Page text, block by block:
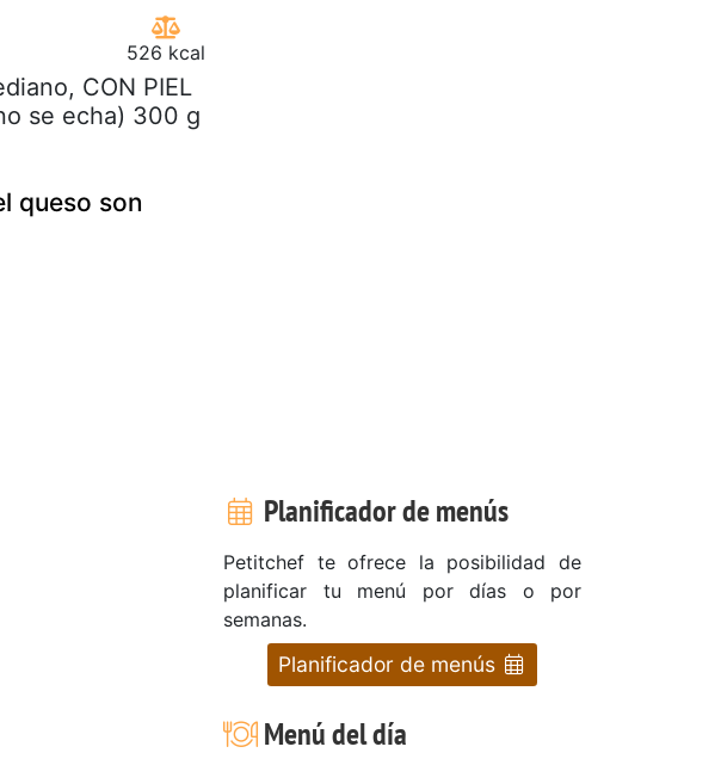
526 kcal
CON PIEL
se echa) 300 g
queso son
Planificador de menús
Petitchef te ofrece la posibilidad de
planificar tu menú por días o por
semanas.
Planificador de menús
Menú del día